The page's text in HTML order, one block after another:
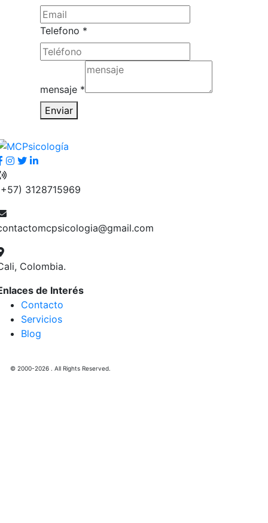
Correo
Nombre
Telefono *
mensaje *
Enviar
3128715969
Colombia.
de Interés
Contacto
Servicios
Blog
© 2000-2026 . All Rights Reserved.